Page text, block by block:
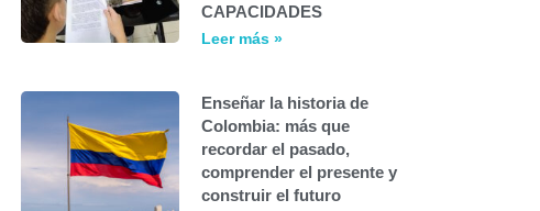
CAPACIDADES
Leer más »
Enseñar la historia de
Colombia: más que
recordar el pasado,
comprender el presente y
construir el futuro